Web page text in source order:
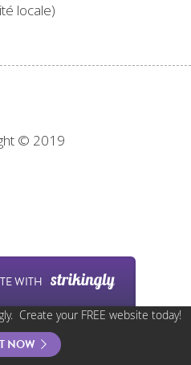
locale)
© 2019
WITH
Create your FREE website today!
NOW